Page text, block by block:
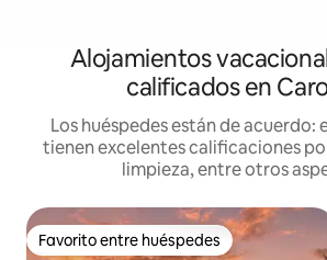
Alojamientos
calificados en
Los huéspedes están de acuerdo:
tienen excelentes calificaciones
limpieza, entre otros
Favorito entre huéspedes
Favorito entre huéspedes